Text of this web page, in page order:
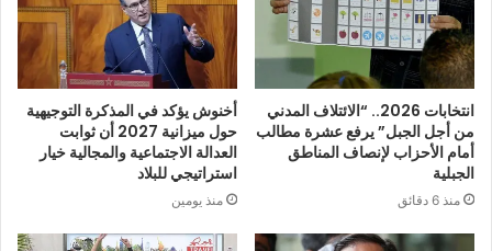
انتخابات 2026.. “الائتلاف المدني
من أجل الجبل” يرفع عشرة مطالب
أمام الأحزاب لإنصاف المناطق
الجبلية
منذ 6 دقائق
أخنوش يؤكد في المذكرة التوجيهية
حول ميزانية 2027 أن ثوابت
العدالة الاجتماعية والمجالية خيار
استراتيجي للبلاد
منذ يومين